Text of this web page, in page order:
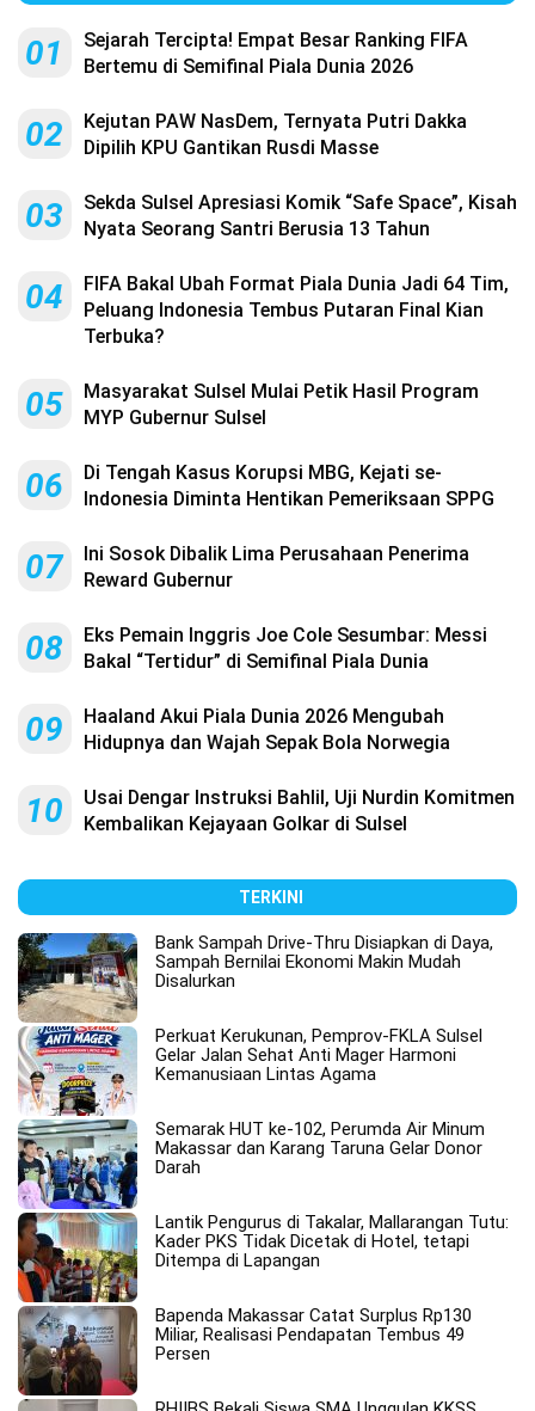
01
Sejarah Tercipta! Empat Besar Ranking FIFA
Bertemu di Semifinal Piala Dunia 2026
02
Kejutan PAW NasDem, Ternyata Putri Dakka
Dipilih KPU Gantikan Rusdi Masse
03
Sekda Sulsel Apresiasi Komik “Safe Space”, Kisah
Nyata Seorang Santri Berusia 13 Tahun
04
FIFA Bakal Ubah Format Piala Dunia Jadi 64 Tim,
Peluang Indonesia Tembus Putaran Final Kian
Terbuka?
05
Masyarakat Sulsel Mulai Petik Hasil Program
MYP Gubernur Sulsel
06
Di Tengah Kasus Korupsi MBG, Kejati se-
Indonesia Diminta Hentikan Pemeriksaan SPPG
07
Ini Sosok Dibalik Lima Perusahaan Penerima
Reward Gubernur
08
Eks Pemain Inggris Joe Cole Sesumbar: Messi
Bakal “Tertidur” di Semifinal Piala Dunia
09
Haaland Akui Piala Dunia 2026 Mengubah
Hidupnya dan Wajah Sepak Bola Norwegia
10
Usai Dengar Instruksi Bahlil, Uji Nurdin Komitmen
Kembalikan Kejayaan Golkar di Sulsel
TERKINI
Bank Sampah Drive-Thru Disiapkan di Daya,
Sampah Bernilai Ekonomi Makin Mudah
Disalurkan
Perkuat Kerukunan, Pemprov-FKLA Sulsel
Gelar Jalan Sehat Anti Mager Harmoni
Kemanusiaan Lintas Agama
Semarak HUT ke-102, Perumda Air Minum
Makassar dan Karang Taruna Gelar Donor
Darah
Lantik Pengurus di Takalar, Mallarangan Tutu:
Kader PKS Tidak Dicetak di Hotel, tetapi
Ditempa di Lapangan
Bapenda Makassar Catat Surplus Rp130
Miliar, Realisasi Pendapatan Tembus 49
Persen